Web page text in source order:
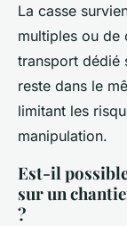
La casse
multiples ou de
transport dédié
reste dans le
limitant les
manipulation.
Est-il
sur un
?